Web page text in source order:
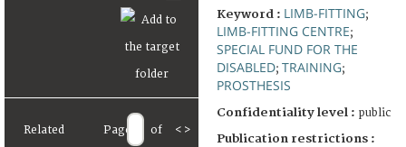
Related Page of < >
Keyword : LIMB-FITTING;
LIMB-FITTING CENTRE;
SPECIAL FUND FOR THE
DISABLED; TRAINING;
PROSTHESIS
Confidentiality level : public
Publication restrictions :